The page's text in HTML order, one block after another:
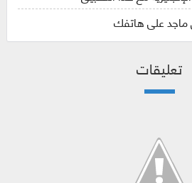
ماجد على هاتفك
تعليقات